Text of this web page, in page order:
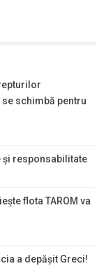
schimbă pentru
responsabilitate
flota TAROM va
a depășit Greci!